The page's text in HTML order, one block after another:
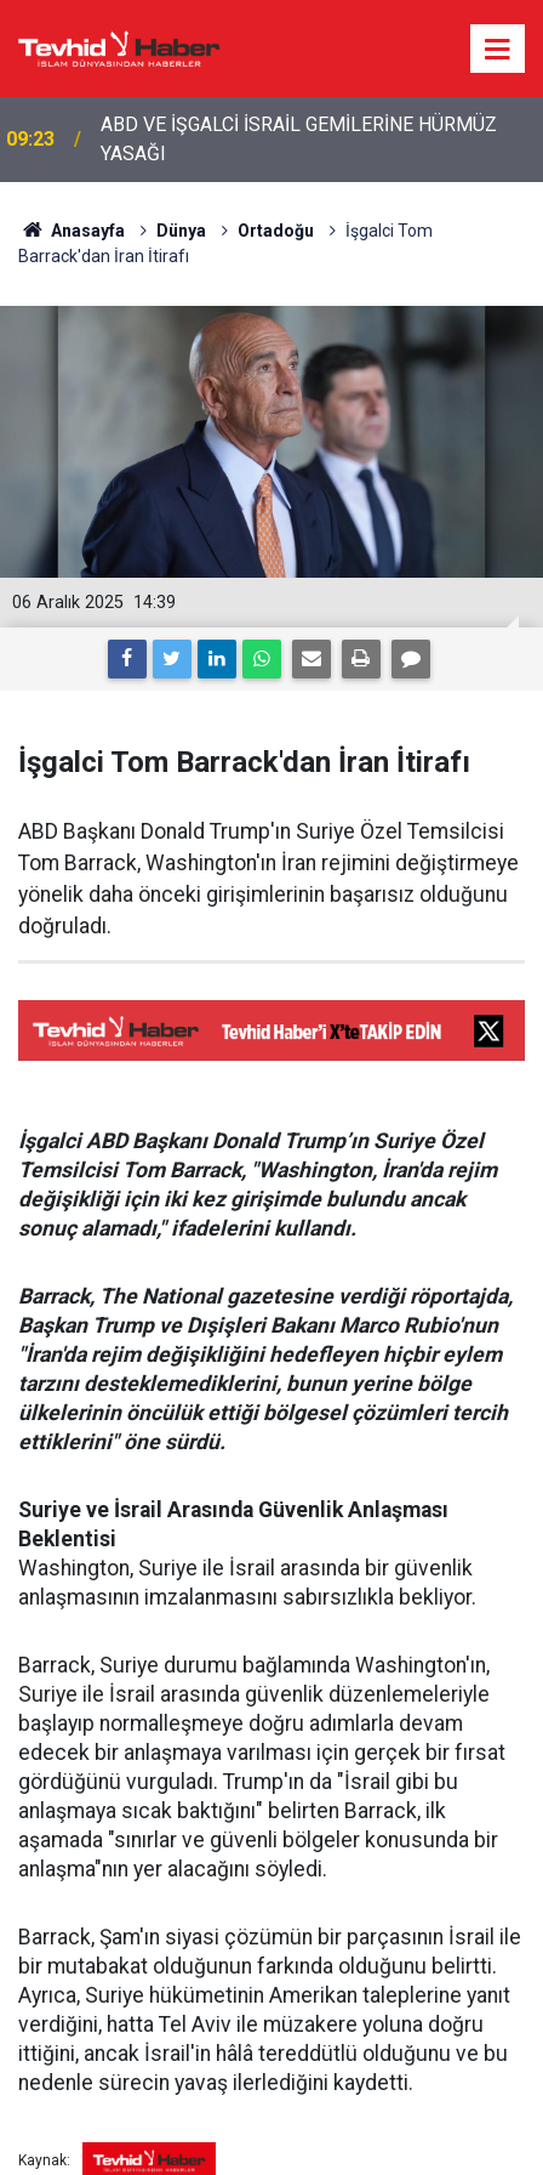
09:23
ABD VE İŞGALCİ İSRAİL GEMİLERİNE HÜRMÜZ
YASAĞI
09:08 İŞGALCİ İSRAİL’İN İRAN PLANI DUVARA TOSLADI
Anasayfa Dünya Ortadoğu
İşgalci Tom
Barrack'dan İran İtirafı
14:39
06 Aralık 2025
İşgalci Tom Barrack'dan İran İtirafı
ABD Başkanı Donald Trump'ın Suriye Özel Temsilcisi
Tom Barrack, Washington'ın İran rejimini değiştirmeye
yönelik daha önceki girişimlerinin başarısız olduğunu
doğruladı.
İşgalci ABD Başkanı Donald Trump’ın Suriye Özel
Temsilcisi Tom Barrack, "Washington, İran'da rejim
değişikliği için iki kez girişimde bulundu ancak
sonuç alamadı," ifadelerini kullandı.
Barrack, The National gazetesine verdiği röportajda,
Başkan Trump ve Dışişleri Bakanı Marco Rubio'nun
"İran'da rejim değişikliğini hedefleyen hiçbir eylem
tarzını desteklemediklerini, bunun yerine bölge
ülkelerinin öncülük ettiği bölgesel çözümleri tercih
ettiklerini" öne sürdü.
Suriye ve İsrail Arasında Güvenlik Anlaşması
Beklentisi
Washington, Suriye ile İsrail arasında bir güvenlik
anlaşmasının imzalanmasını sabırsızlıkla bekliyor.
Barrack, Suriye durumu bağlamında Washington'ın,
Suriye ile İsrail arasında güvenlik düzenlemeleriyle
başlayıp normalleşmeye doğru adımlarla devam
edecek bir anlaşmaya varılması için gerçek bir fırsat
gördüğünü vurguladı. Trump'ın da "İsrail gibi bu
anlaşmaya sıcak baktığını" belirten Barrack, ilk
aşamada "sınırlar ve güvenli bölgeler konusunda bir
anlaşma"nın yer alacağını söyledi.
Barrack, Şam'ın siyasi çözümün bir parçasının İsrail ile
bir mutabakat olduğunun farkında olduğunu belirtti.
Ayrıca, Suriye hükümetinin Amerikan taleplerine yanıt
verdiğini, hatta Tel Aviv ile müzakere yoluna doğru
ittiğini, ancak İsrail'in hâlâ tereddütlü olduğunu ve bu
nedenle sürecin yavaş ilerlediğini kaydetti.
Kaynak: